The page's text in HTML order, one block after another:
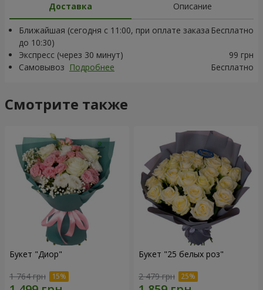
Доставка
Описание
Ближайшая (сегодня с 11:00, при оплате заказа
до 10:30)
Бесплатно
Экспресс (через 30 минут)
99 грн
Самовывоз Подробнее Бесплатно
Смотрите также
Букет "Диор"
1 764 грн
Букет "25 белых роз"
2 479 грн